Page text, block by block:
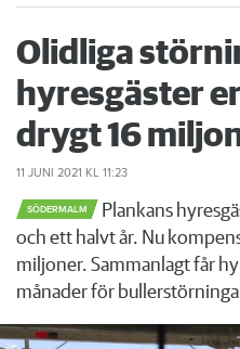
Olidliga
hyresgäster
drygt 16
11 JUNI 2021 KL 11:23
SÖDERMALM
Plankans
och ett halvt år. Nu
miljoner. Sammanlagt får
månader för